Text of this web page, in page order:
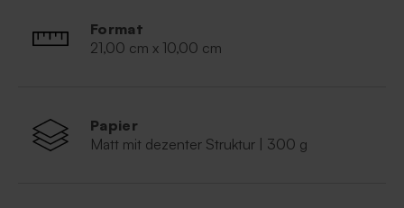
Auflösung von 300 dpi hochzuladen.
Format
21,00 cm x 10,00 cm
Papier
Matt mit dezenter Struktur | 300 g